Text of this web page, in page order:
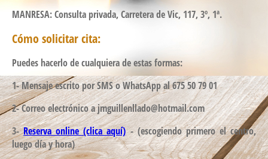
MANRESA: Consulta privada, Carretera de Vic, 117, 3º, 1ª.
Cómo solicitar cita:
Puedes hacerlo de cualquiera de estas formas:
1- Mensaje escrito por SMS o WhatsApp al 675 50 79 01
2- Correo electrónico a jmguillenllado@hotmail.com
3-Reserva online (clica aquí)- (escogiendo primero el centro,
luego día y hora)